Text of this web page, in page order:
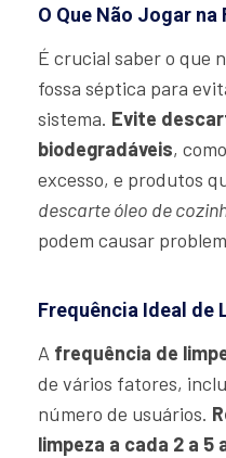
O Que Não Jogar na
É crucial saber o que
fossa séptica para
sistema. Evite
biodegradáveis,
excesso, e produtos
descarte óleo de
podem causar
Frequência Ideal de
A frequência de
de vários fatores,
número de usuários.
limpeza a cada 2 a 5